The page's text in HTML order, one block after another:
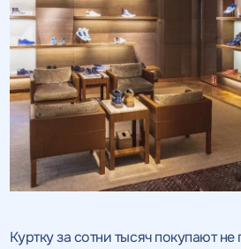
Куртку за сотни тысяч покупают не